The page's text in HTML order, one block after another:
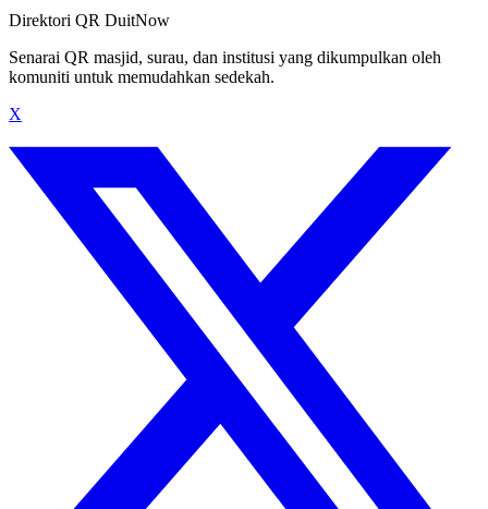
Direktori QR DuitNow
Senarai QR masjid, surau, dan institusi yang dikumpulkan oleh
komuniti untuk memudahkan sedekah.
X